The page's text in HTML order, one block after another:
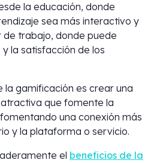
la educación, donde
sea más interactivo y
de trabajo, donde puede
la satisfacción de los
gamificación es crear una
que fomente la
una conexión más
y la plataforma o servicio.
el beneficios de la